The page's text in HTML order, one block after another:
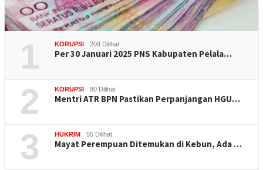
1 KORUPSI 209 Dilihat
Per 30 Januari 2025 PNS Kabupaten Pelala…
2 KORUPSI 80 Dilihat
Mentri ATR BPN Pastikan Perpanjangan HGU…
3 HUKRIM 55 Dilihat
Mayat Perempuan Ditemukan di Kebun, Ada …